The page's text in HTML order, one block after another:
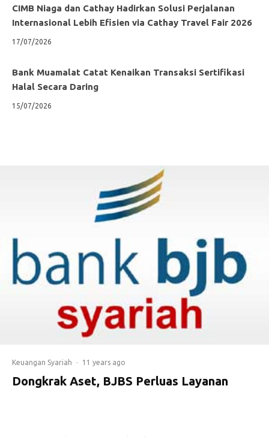
CIMB Niaga dan Cathay Hadirkan Solusi Perjalanan
Internasional Lebih Efisien via Cathay Travel Fair 2026
17/07/2026
Bank Muamalat Catat Kenaikan Transaksi Sertifikasi
Halal Secara Daring
15/07/2026
Keuangan Syariah · 11 years ago
Dongkrak Aset, BJBS Perluas Layanan